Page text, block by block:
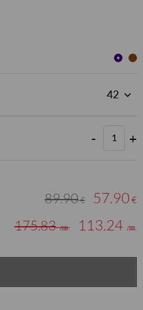
- +
89.90€ 57.90 €
175.83лв. 113.24 лв.